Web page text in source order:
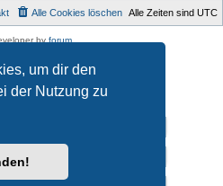
um dir den
der Nutzung zu
Alle Zeiten sind UTC
Alle Cookies löschen
by forum
durchphpBB.de
Nutzungsbedingungen